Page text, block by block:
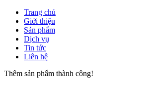
Trang chủ
Giới thiệu
Sản phẩm
Dịch vụ
Tin tức
Liên hệ
Thêm sản phẩm thành công!